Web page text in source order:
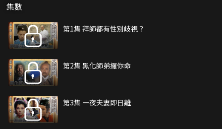
集數
第1集 拜師都有性別歧視？
第2集 黑化師弟攞你命
第3集 一夜夫妻即日離